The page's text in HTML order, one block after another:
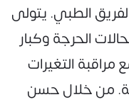
الطبي. يتولى
الحرجة وكبار
التغيرات
من خلال حسن